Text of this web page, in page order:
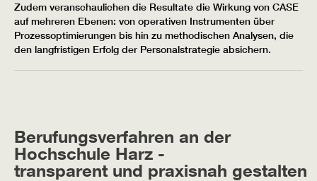
Zudem veranschaulichen die Resultate die Wirkung von CASE
auf mehreren Ebenen: von operativen Instrumenten über
Prozessoptimierungen bis hin zu methodischen Analysen, die
den langfristigen Erfolg der Personalstrategie absichern.
Berufungsverfahren an der
Hochschule Harz -
transparent und praxisnah gestalten